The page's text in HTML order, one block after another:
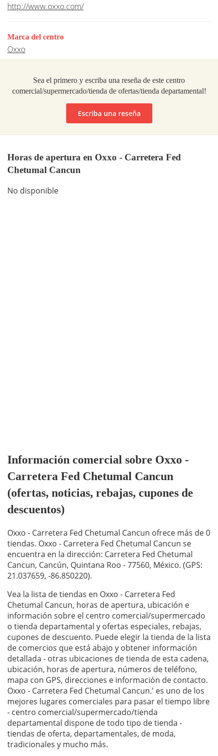
http://www.oxxo.com/
Marca del centro
Oxxo
Sea el primero y escriba una reseña de este centro
comercial/supermercado/tienda de ofertas/tienda departamental!
Escriba una reseña
Horas de apertura en Oxxo - Carretera Fed
Chetumal Cancun
No disponible
Información comercial sobre Oxxo -
Carretera Fed Chetumal Cancun
(ofertas, noticias, rebajas, cupones de
descuentos)
Oxxo - Carretera Fed Chetumal Cancun ofrece más de 0
tiendas. Oxxo - Carretera Fed Chetumal Cancun se
encuentra en la dirección: Carretera Fed Chetumal
Cancun, Cancún, Quintana Roo - 77560, México. (GPS:
21.037659, -86.850220).
Vea la lista de tiendas en Oxxo - Carretera Fed
Chetumal Cancun, horas de apertura, ubicación e
información sobre el centro comercial/supermercado
o tienda departamental y ofertas especiales, rebajas,
cupones de descuento. Puede elegir la tienda de la lista
de comercios que está abajo y obtener información
detallada - otras ubicaciones de tienda de esta cadena,
ubicación, horas de apertura, números de teléfono,
mapa con GPS, direcciones e información de contacto.
Oxxo - Carretera Fed Chetumal Cancun.' es uno de los
mejores lugares comerciales para pasar el tiempo libre
- centro comercial/supermercado/tienda
departamental dispone de todo tipo de tienda -
tiendas de oferta, departamentales, de moda,
tradicionales y mucho más.